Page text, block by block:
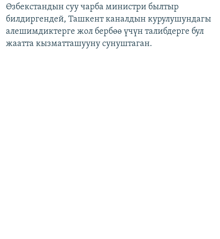
Өзбекстандын суу чарба министри былтыр
билдиргендей, Ташкент каналдын курулушундагы
алешимдиктерге жол бербөө үчүн талибдерге бул
жаатта кызматташууну сунуштаган.